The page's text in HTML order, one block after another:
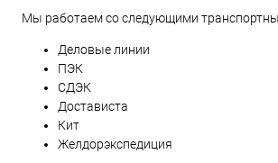
Мы работаем со следующими
Деловые линии
ПЭК
СДЭК
Достависта
Кит
Желдорэкспедиция